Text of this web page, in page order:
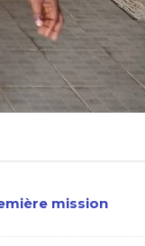
mission